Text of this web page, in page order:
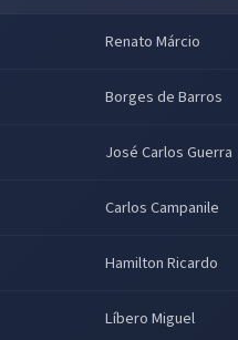
Renato Márcio
Borges de Barros
José Carlos Guerra
Carlos Campanile
Hamilton Ricardo
Líbero Miguel